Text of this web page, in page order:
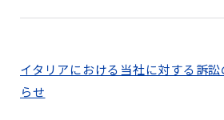
イタリアにおける当社に対する訴
らせ